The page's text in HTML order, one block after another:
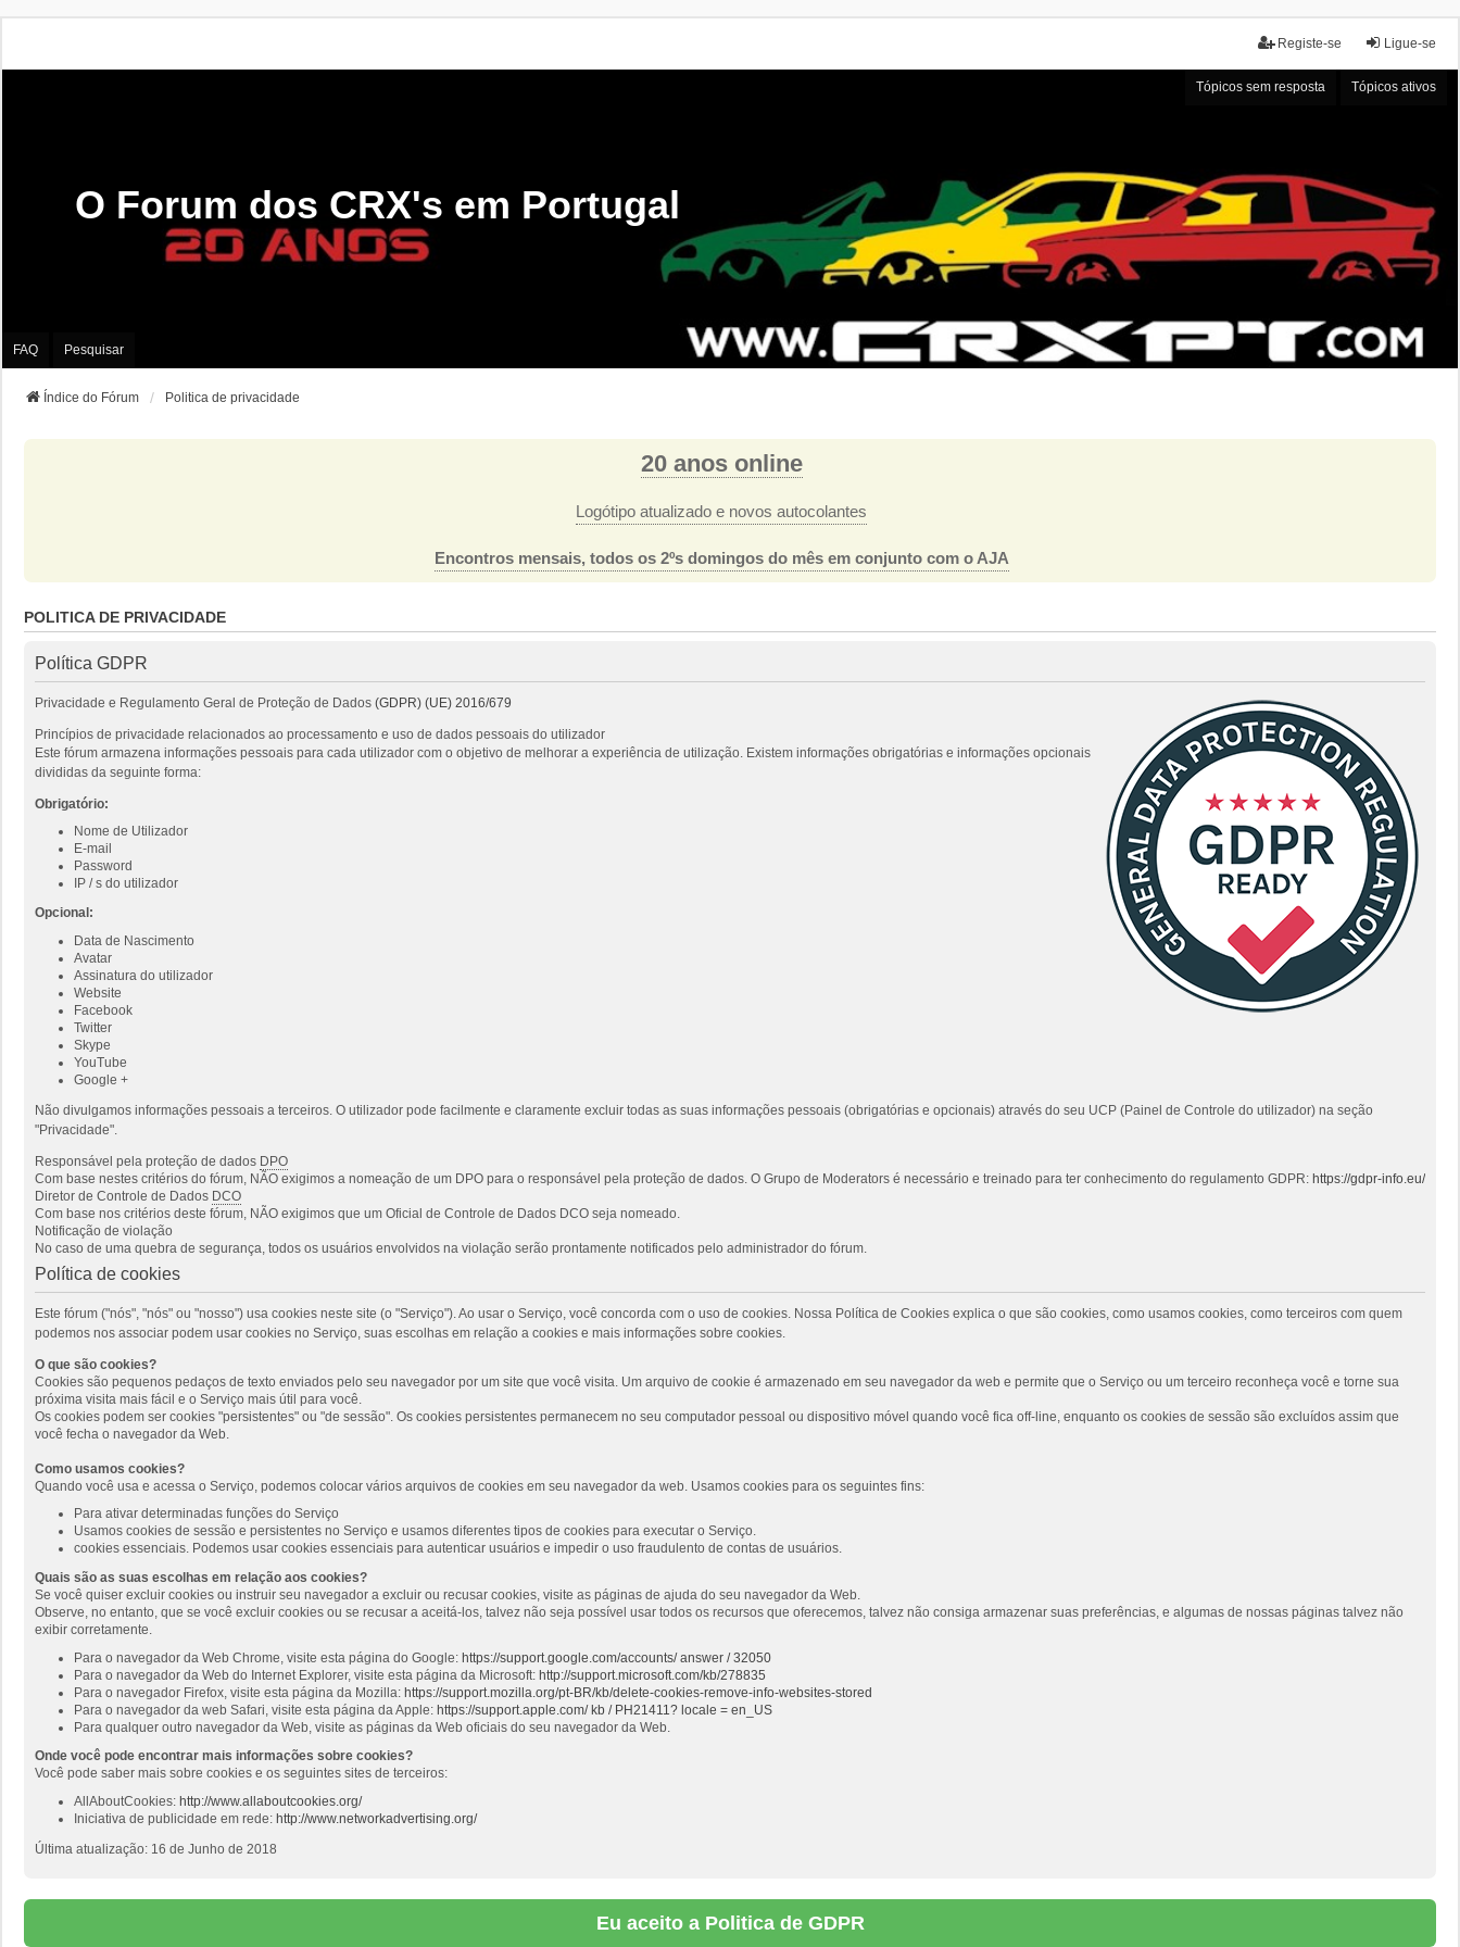
Ligue-se
Registe-se
Tópicos sem resposta Tópicos ativos
O Forum dos CRX's em Portugal
FAQ Pesquisar
Índice do Fórum Politica de privacidade
20 anos online
Logótipo atualizado e novos autocolantes
Encontros mensais, todos os 2ºs domingos do mês em conjunto com o AJA
POLITICA DE PRIVACIDADE
Política GDPR
Privacidade e Regulamento Geral de Proteção de Dados (GDPR) (UE) 2016/679
Princípios de privacidade relacionados ao processamento e uso de dados pessoais do utilizador
Este fórum armazena informações pessoais para cada utilizador com o objetivo de melhorar a experiência de utilização. Existem informações obrigatórias e informações opcionais
divididas da seguinte forma:
Obrigatório:
Nome de Utilizador
E-mail
Password
IP / s do utilizador
Opcional:
Data de Nascimento
Avatar
Assinatura do utilizador
Website
Facebook
Twitter
Skype
YouTube
Google +
Não divulgamos informações pessoais a terceiros. O utilizador pode facilmente e claramente excluir todas as suas informações pessoais (obrigatórias e opcionais) através do seu UCP (Painel de Controle do utilizador) na seção
"Privacidade".
Responsável pela proteção de dados DPO
Com base nestes critérios do fórum, NÃO exigimos a nomeação de um DPO para o responsável pela proteção de dados. O Grupo de Moderators é necessário e treinado para ter conhecimento do regulamento GDPR: https://gdpr-info.eu/
Diretor de Controle de Dados DCO
Com base nos critérios deste fórum, NÃO exigimos que um Oficial de Controle de Dados DCO seja nomeado.
Notificação de violação
No caso de uma quebra de segurança, todos os usuários envolvidos na violação serão prontamente notificados pelo administrador do fórum.
Política de cookies
Este fórum ("nós", "nós" ou "nosso") usa cookies neste site (o "Serviço"). Ao usar o Serviço, você concorda com o uso de cookies. Nossa Política de Cookies explica o que são cookies, como usamos cookies, como terceiros com quem
podemos nos associar podem usar cookies no Serviço, suas escolhas em relação a cookies e mais informações sobre cookies.
O que são cookies?
Cookies são pequenos pedaços de texto enviados pelo seu navegador por um site que você visita. Um arquivo de cookie é armazenado em seu navegador da web e permite que o Serviço ou um terceiro reconheça você e torne sua
próxima visita mais fácil e o Serviço mais útil para você.
Os cookies podem ser cookies "persistentes" ou "de sessão". Os cookies persistentes permanecem no seu computador pessoal ou dispositivo móvel quando você fica off-line, enquanto os cookies de sessão são excluídos assim que
você fecha o navegador da Web.
Como usamos cookies?
Quando você usa e acessa o Serviço, podemos colocar vários arquivos de cookies em seu navegador da web. Usamos cookies para os seguintes fins:
Para ativar determinadas funções do Serviço
Usamos cookies de sessão e persistentes no Serviço e usamos diferentes tipos de cookies para executar o Serviço.
cookies essenciais. Podemos usar cookies essenciais para autenticar usuários e impedir o uso fraudulento de contas de usuários.
Quais são as suas escolhas em relação aos cookies?
Se você quiser excluir cookies ou instruir seu navegador a excluir ou recusar cookies, visite as páginas de ajuda do seu navegador da Web.
Observe, no entanto, que se você excluir cookies ou se recusar a aceitá-los, talvez não seja possível usar todos os recursos que oferecemos, talvez não consiga armazenar suas preferências, e algumas de nossas páginas talvez não
exibir corretamente.
Para o navegador da Web Chrome, visite esta página do Google: https://support.google.com/accounts/ answer / 32050
Para o navegador da Web do Internet Explorer, visite esta página da Microsoft: http://support.microsoft.com/kb/278835
Para o navegador Firefox, visite esta página da Mozilla: https://support.mozilla.org/pt-BR/kb/delete-cookies-remove-info-websites-stored
Para o navegador da web Safari, visite esta página da Apple: https://support.apple.com/ kb / PH21411? locale = en_US
Para qualquer outro navegador da Web, visite as páginas da Web oficiais do seu navegador da Web.
Onde você pode encontrar mais informações sobre cookies?
Você pode saber mais sobre cookies e os seguintes sites de terceiros:
AllAboutCookies: http://www.allaboutcookies.org/
Iniciativa de publicidade em rede: http://www.networkadvertising.org/
Última atualização: 16 de Junho de 2018